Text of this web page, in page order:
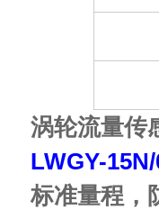
涡轮流量传
LWGY-
标准量程，